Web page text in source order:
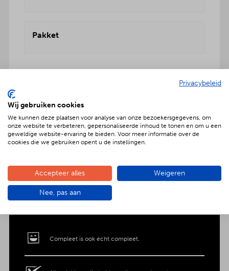
Pakket
Geniet met nóg meer luxe
Verras jouw gezelschap met een extra feestelijke
aankleding op tafel. Voor maar € 2,- per persoon
extra wordt het vlees en de salades in
genieten met nóg meer luxe!
Compleet is ook écht compleet.
Privacybeleid
Wij gebruiken cookies
We kunnen deze plaatsen voor analyse van onze bezoekersgegevens, om
onze website te verbeteren, gepersonaliseerde inhoud te tonen en om u een
geweldige website-ervaring te bieden. Voor meer informatie over de
cookies die we gebruiken opent u de instellingen.
Accepteer alles Weigeren
Nee, pas aan